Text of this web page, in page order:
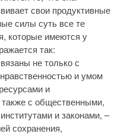
свои продуктивные
силы суть все те
которые имеются у
так:
не только с
и умом
и
с общественными,
и законами, –
сохранения,